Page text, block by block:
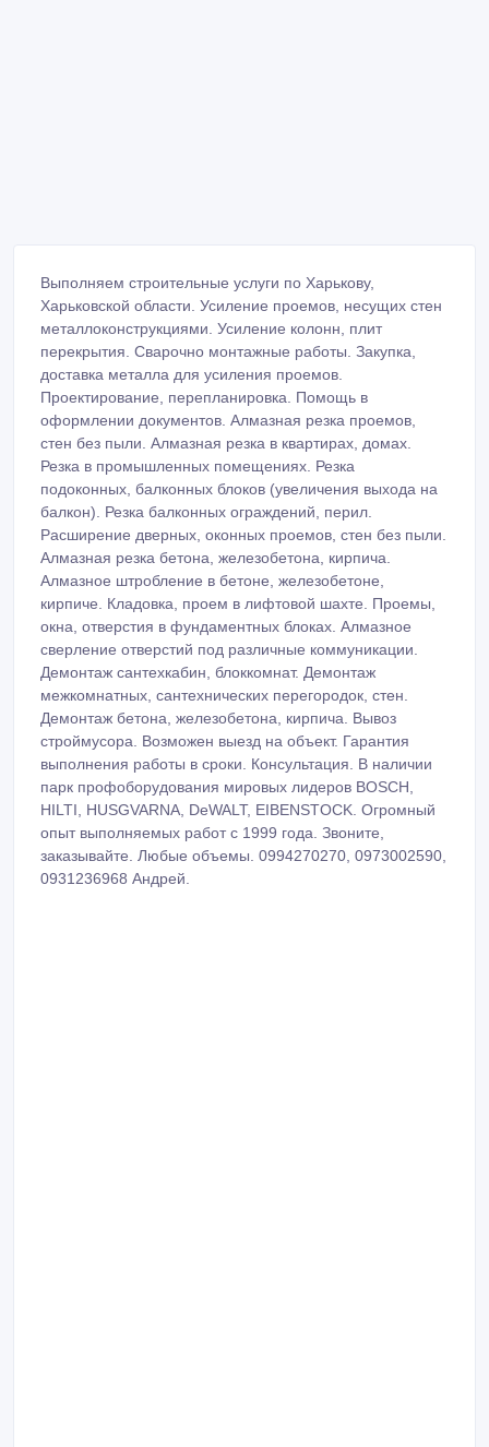
Выполняем строительные услуги по Харькову,
Харьковской области. Усиление проемов, несущих стен
металлоконструкциями. Усиление колонн, плит
перекрытия. Сварочно монтажные работы. Закупка,
доставка металла для усиления проемов.
Проектирование, перепланировка. Помощь в
оформлении документов. Алмазная резка проемов,
стен без пыли. Алмазная резка в квартирах, домах.
Резка в промышленных помещениях. Резка
подоконных, балконных блоков (увеличения выхода на
балкон). Резка балконных ограждений, перил.
Расширение дверных, оконных проемов, стен без пыли.
Алмазная резка бетона, железобетона, кирпича.
Алмазное штробление в бетоне, железобетоне,
кирпиче. Кладовка, проем в лифтовой шахте. Проемы,
окна, отверстия в фундаментных блоках. Алмазное
сверление отверстий под различные коммуникации.
Демонтаж сантехкабин, блоккомнат. Демонтаж
межкомнатных, сантехнических перегородок, стен.
Демонтаж бетона, железобетона, кирпича. Вывоз
строймусора. Возможен выезд на объект. Гарантия
выполнения работы в сроки. Консультация. В наличии
парк профоборудования мировых лидеров BOSCH,
HILTI, HUSGVARNA, DeWALT, EIBENSTOCK. Огромный
опыт выполняемых работ с 1999 года. Звоните,
заказывайте. Любые объемы. 0994270270, 0973002590,
0931236968 Андрей.